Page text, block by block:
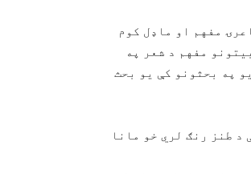
او شوخې شاعرۍ مفهم او ماډل کوم
مفهم د شعر په
ماډلونو او زاویو په بحثونو کې یو بحث
د طنز رنګ لري خو مانا